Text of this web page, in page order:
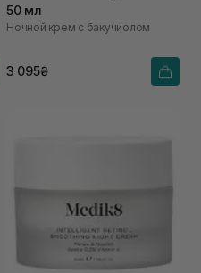
50 мл
Ночной крем с бакучиолом
3 095₴